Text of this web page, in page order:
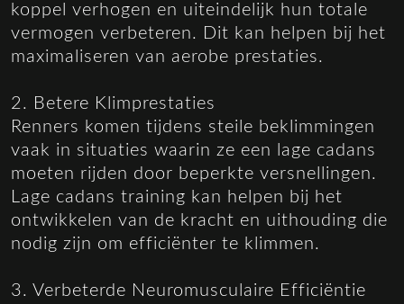
koppel verhogen en uiteindelijk hun totale
vermogen verbeteren. Dit kan helpen bij het
maximaliseren van aerobe prestaties.
2. Betere Klimprestaties
Renners komen tijdens steile beklimmingen
vaak in situaties waarin ze een lage cadans
moeten rijden door beperkte versnellingen.
Lage cadans training kan helpen bij het
ontwikkelen van de kracht en uithouding die
nodig zijn om efficiënter te klimmen.
3. Verbeterde Neuromusculaire Efficiëntie